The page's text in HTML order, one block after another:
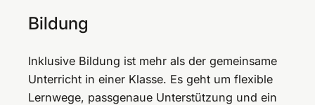
Bildung
Inklusive Bildung ist mehr als der gemeinsame
Unterricht in einer Klasse. Es geht um flexible
Lernwege, passgenaue Unterstützung und ein